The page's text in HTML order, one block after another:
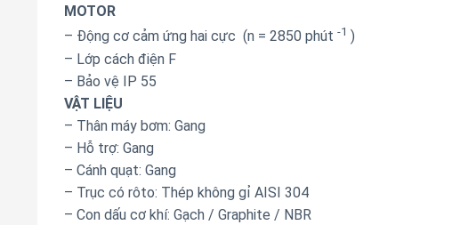
MOTOR
– Động cơ cảm ứng hai cực (n = 2850 phút -1 )
– Lớp cách điện F
– Bảo vệ IP 55
VẬT LIỆU
– Thân máy bơm: Gang
– Hỗ trợ: Gang
– Cánh quạt: Gang
– Trục có rôto: Thép không gỉ AISI 304
– Con dấu cơ khí: Gạch / Graphite / NBR